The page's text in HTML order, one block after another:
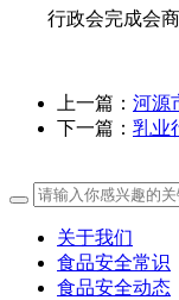
行政会完成会商
上一篇： 河源
下一篇： 乳业
关于我们
食品安全常识
食品安全动态